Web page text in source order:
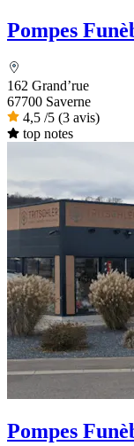
Pompes
162 Grand’rue
67700 Saverne
4,5 /5 (3 avis)
top notes
Pompes